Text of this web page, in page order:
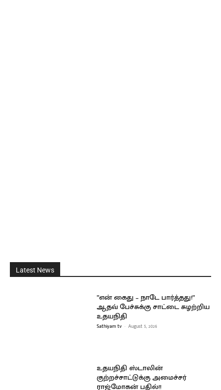
Latest News
”என் கைது – நாடே பார்த்தது!”
ஆதவ் பேச்சுக்கு சாட்டை சுழற்றிய
உதயநிதி
Sathiyam tv - August 5, 2026
உதயநிதி ஸ்டாலின்
குற்றச்சாட்டுக்கு அமைச்சர்
ராஜ்மோகன் பதில்!!